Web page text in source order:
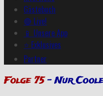
Gästebuch
🔴 Live!
📱 Unsere App
⭐ Exklusives
Partner
Folge 75– Nur